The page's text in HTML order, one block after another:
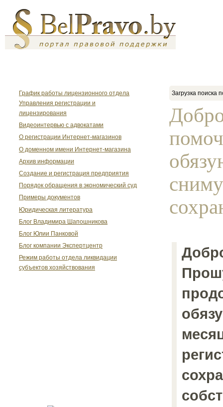
График работы лицензионного отдела
Управления регистрации и
лицензирования
Видеоинтервью с адвокатами
О регистрации Интернет-магазинов
О доменном имени Интернет-магазина
Архив информации
Создание и регистрация предприятия
Порядок обращения в экономический суд
Примеры документов
Юридическая литература
Блог Владимира Шапошникова
Блог Юлии Панковой
Блог компании Экспертцентр
Режим работы отдела ликвидации
субъектов хозяйствования
Загрузка поиска